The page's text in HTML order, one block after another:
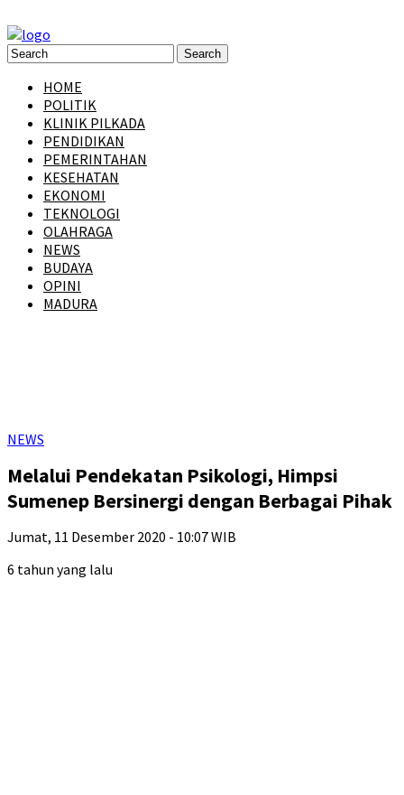
HOME
POLITIK
KLINIK PILKADA
PENDIDIKAN
PEMERINTAHAN
KESEHATAN
EKONOMI
TEKNOLOGI
OLAHRAGA
NEWS
BUDAYA
OPINI
MADURA
NEWS
Melalui Pendekatan Psikologi, Himpsi
Sumenep Bersinergi dengan Berbagai Pihak
Jumat, 11 Desember 2020 - 10:07 WIB
6 tahun yang lalu